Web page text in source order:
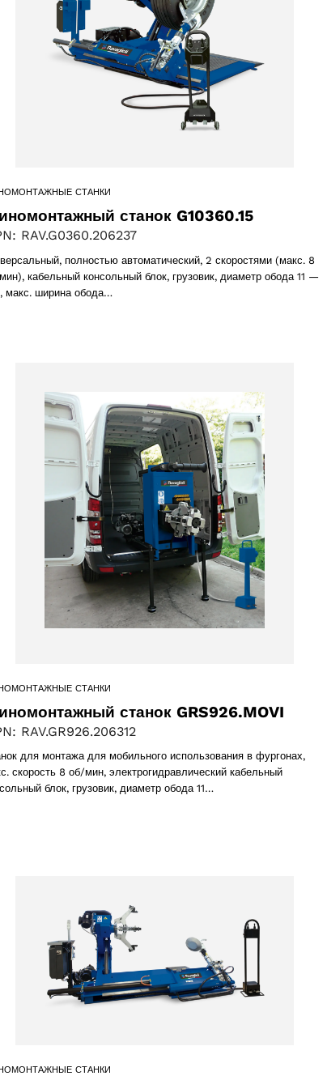
61 products
СТАНКИ
станок G10360.15
RAV.G0360.206237
полностью автоматический, 2 скоростями (макс. 8
кабельный консольный блок, грузовик, диаметр обода 11 —
макс. ширина обода…
СТАНКИ
станок GRS926.MOVI
RAV.GR926.206312
для монтажа для мобильного использования в фургонах,
скорость 8 об/мин, электрогидравлический кабельный
блок, грузовик, диаметр обода 11…
СТАНКИ